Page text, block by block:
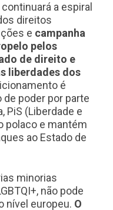
a espiral
direitos
e campanha
pelos
de direito e
liberdades dos
é
poder por parte
PiS (Liberdade e
polaco e mantém
ao Estado de
minorias
não pode
nível europeu. O